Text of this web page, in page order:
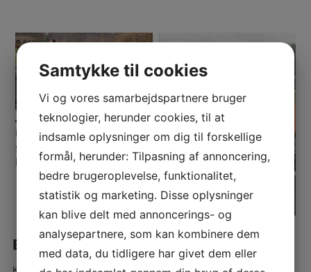
Hver tirsdag i
sommerhalvåret er der
bålhygge
Et hjem
Samtykke til cookies
Vi og vores samarbejdspartnere bruger
teknologier, herunder cookies, til at
indsamle oplysninger om dig til forskellige
formål, herunder: Tilpasning af annoncering,
bedre brugeroplevelse, funktionalitet,
statistik og marketing. Disse oplysninger
kan blive delt med annoncerings- og
analysepartnere, som kan kombinere dem
med data, du tidligere har givet dem eller